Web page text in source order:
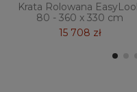
Krata Rolowana
80 - 360 x 330 cm
15 708 zł